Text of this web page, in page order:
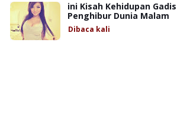
ini Kisah Kehidupan Gadis
Penghibur Dunia Malam
Dibaca kali